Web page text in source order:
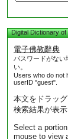
Digital Dictionary of
電子佛教辭典
パスワードがない
い。
Users who do not
userID "guest".
本文をドラッ
検索結果が表示
Select a
mouse to view